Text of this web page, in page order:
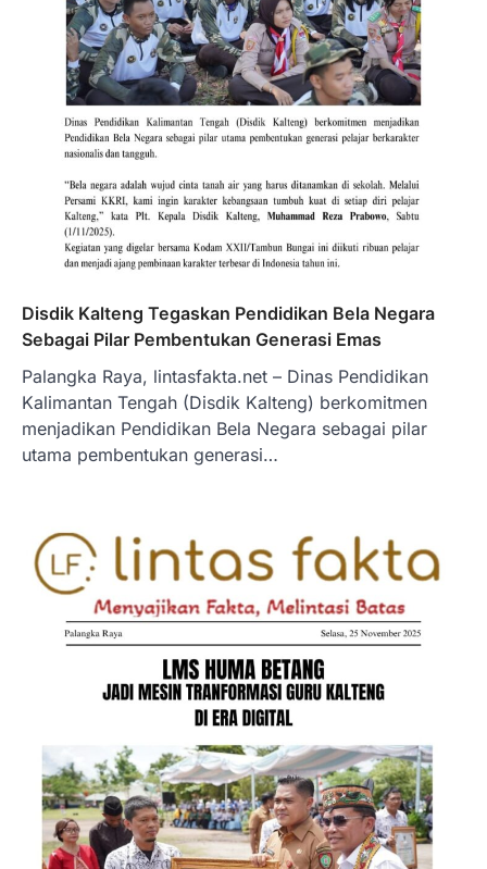
Disdik Kalteng Tegaskan Pendidikan Bela Negara
Sebagai Pilar Pembentukan Generasi Emas
Palangka Raya, lintasfakta.net – Dinas Pendidikan
Kalimantan Tengah (Disdik Kalteng) berkomitmen
menjadikan Pendidikan Bela Negara sebagai pilar
utama pembentukan generasi…